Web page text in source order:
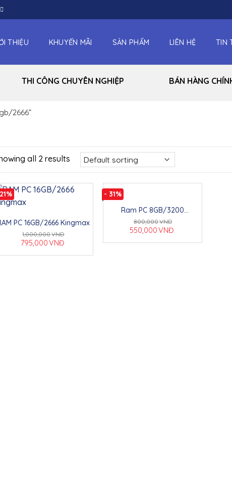
THIỆU KHUYẾN MÃI SẢN PHẨM LIÊN HỆ TIN
THI CÔNG CHUYÊN NGHIỆP BÁN HÀNG
2666”
all 2 results
PC 16GB/2666 Kingmax
1,000,000VNĐ
795,000VNĐ
- 31%
Ram PC 8GB/3200
Kingmax
800,000VNĐ
550,000VNĐ